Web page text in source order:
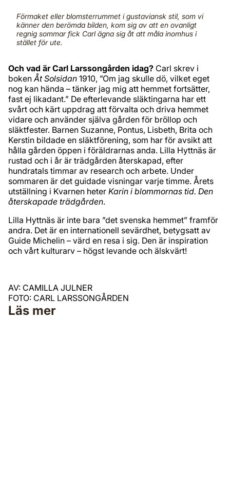
Förmaket eller blomsterrummet i gustaviansk stil, som vi
känner den berömda bilden, kom sig av att en ovanligt
regnig sommar fick Carl ägna sig åt att måla inomhus i
stället för ute.
Och vad är Carl Larssongården idag? Carl skrev i
boken Åt Solsidan 1910, ”Om jag skulle dö, vilket eget
nog kan hända – tänker jag mig att hemmet fortsätter,
fast ej likadant.” De efterlevande släktingarna har ett
svårt och kärt uppdrag att förvalta och driva hemmet
vidare och använder själva gården för bröllop och
släktfester. Barnen Suzanne, Pontus, Lisbeth, Brita och
Kerstin bildade en släktförening, som har för avsikt att
hålla gården öppen i föräldrarnas anda. Lilla Hyttnäs är
rustad och i år är trädgården återskapad, efter
hundratals timmar av research och arbete. Under
sommaren är det guidade visningar varje timme. Årets
utställning i Kvarnen heter Karin i blommornas tid. Den
återskapade trädgården.
Lilla Hyttnäs är inte bara ”det svenska hemmet” framför
andra. Det är en internationell sevärdhet, betygsatt av
Guide Michelin – värd en resa i sig. Den är inspiration
och vårt kulturarv – högst levande och älskvärt!
AV: CAMILLA JULNER
FOTO: CARL LARSSONGÅRDEN
Läs mer